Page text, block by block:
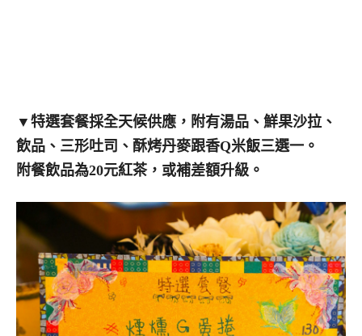
▼ 特選套餐採全天候供應，附有湯品、鮮果沙拉、
飲品、三形吐司、酥烤丹麥跟香Q米飯三選一。
附餐飲品為20元紅茶，或補差額升級。